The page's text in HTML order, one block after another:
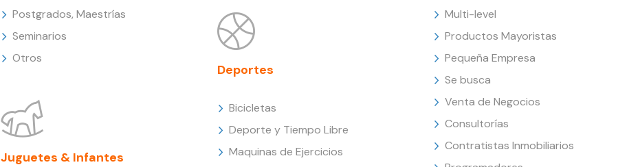
Postgrados, Maestrías
Seminarios
Otros
Juguetes & Infantes
Deportes
Bicicletas
Deporte y Tiempo Libre
Maquinas de Ejercicios
Multi-level
Productos Mayoristas
Pequeña Empresa
Se busca
Venta de Negocios
Consultorías
Contratistas Inmobiliarios